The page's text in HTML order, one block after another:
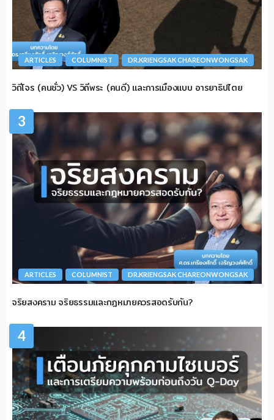
ARTICLES COLUMNIST DR.KRIENGSAK CHAREONWONGSAK
วิถีโจร (คนชั่ว) VS วิถีพระ (คนดี) และการเมืองแบบ อารยาธิปไตย
3
ARTICLES COLUMNIST DR.KRIENGSAK CHAREONWONGSAK
จริยสงคราม จริยธรรมและกฎหมายควรสอดรับกัน?
4